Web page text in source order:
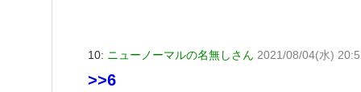
10: ニューノーマルの名無しさん 2021/08/04(水)
>>6